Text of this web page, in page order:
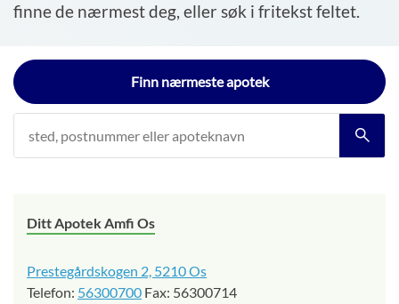
finne de nærmest deg, eller søk i fritekst feltet.
Finn nærmeste apotek
tettsted *
Ditt Apotek Amfi Os
Prestegårdskogen 2, 5210 Os
Telefon: 56300700 Fax: 56300714